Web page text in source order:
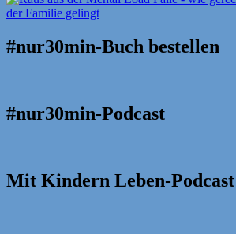
#nur30min-Buch bestellen
#nur30min-Podcast
Mit Kindern Leben-Podcast